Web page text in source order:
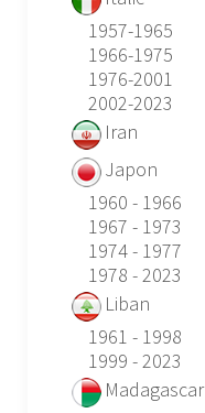
1957-1965
1966-1975
1976-2001
2002-2023
Iran
Japon
1960 - 1966
1967 - 1973
1974 - 1977
1978 - 2023
Liban
1961 - 1998
1999 - 2023
Madagascar